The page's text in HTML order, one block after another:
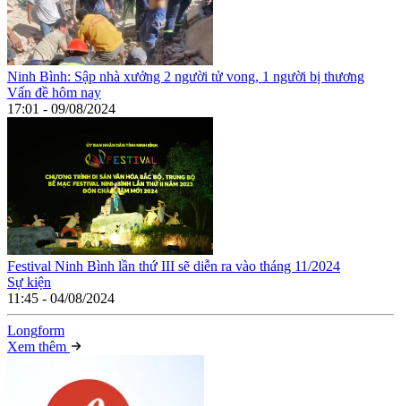
Ninh Bình: Sập nhà xưởng 2 người tử vong, 1 người bị thương
Vấn đề hôm nay
17:01 - 09/08/2024
Festival Ninh Bình lần thứ III sẽ diễn ra vào tháng 11/2024
Sự kiện
11:45 - 04/08/2024
Longform
Xem thêm